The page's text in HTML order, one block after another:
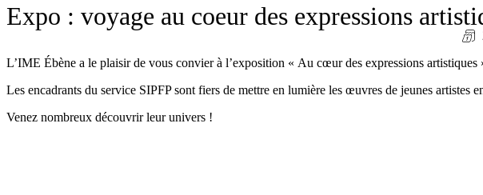
Expo : voyage au coeur des expressions
L’IME Ébène a le plaisir de vous convier à l’exposition « Au cœur des expressions artistiques
Les encadrants du service SIPFP sont fiers de mettre en lumière les œuvres de jeunes
Venez nombreux découvrir leur univers !